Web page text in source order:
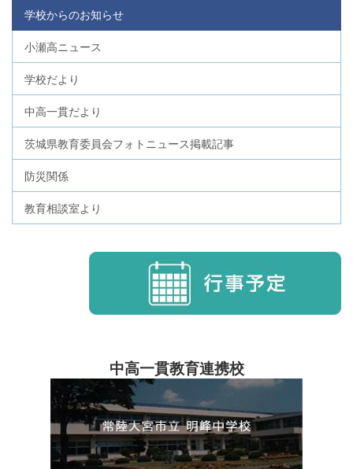
学校からのお知らせ
小瀬高ニュース
学校だより
中高一貫だより
茨城県教育委員会フォトニュース掲載記事
防災関係
教育相談室より
中高一貫教育連携校